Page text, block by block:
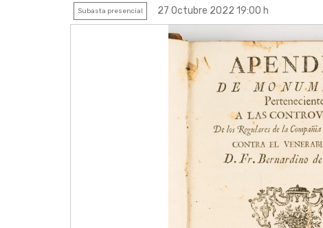
Subasta presencial 27 Octubre 2022 19:00 h